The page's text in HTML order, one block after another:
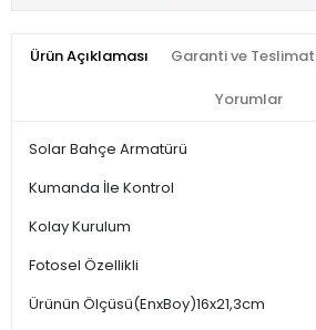
Ürün Açıklaması Garanti ve Teslimat
Yorumlar
Solar Bahçe Armatürü
Kumanda İle Kontrol
Kolay Kurulum
Fotosel Özellikli
Ürünün Ölçüsü(EnxBoy)16x21,3cm